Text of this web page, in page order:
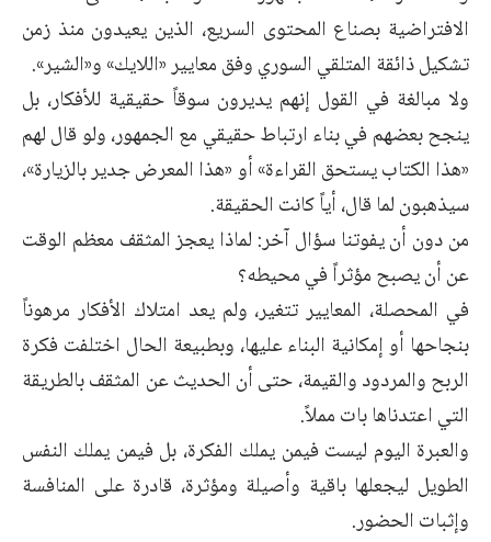
الافتراضية بصناع المحتوى السريع، الذين يعيدون منذ زمن
تشكيل ذائقة المتلقي السوري وفق معايير «اللايك» و«الشير».
ولا مبالغة في القول إنهم يديرون سوقاً حقيقية للأفكار، بل
ينجح بعضهم في بناء ارتباط حقيقي مع الجمهور، ولو قال لهم
«هذا الكتاب يستحق القراءة» أو «هذا المعرض جدير بالزيارة»،
سيذهبون لما قال، أياً كانت الحقيقة.
من دون أن يفوتنا سؤال آخر: لماذا يعجز المثقف معظم الوقت
عن أن يصبح مؤثراً في محيطه؟
في المحصلة، المعايير تتغير، ولم يعد امتلاك الأفكار مرهوناً
بنجاحها أو إمكانية البناء عليها، وبطبيعة الحال اختلفت فكرة
الربح والمردود والقيمة، حتى أن الحديث عن المثقف بالطريقة
التي اعتدناها بات مملاً.
والعبرة اليوم ليست فيمن يملك الفكرة، بل فيمن يملك النفس
الطويل ليجعلها باقية وأصيلة ومؤثرة، قادرة على المنافسة
وإثبات الحضور.